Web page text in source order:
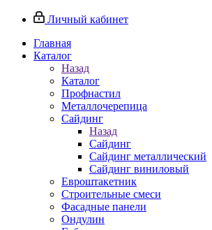
Личный кабинет
Главная
Каталог
Назад
Каталог
Профнастил
Металлочерепица
Сайдинг
Назад
Сайдинг
Сайдинг металлический
Сайдинг виниловый
Евроштакетник
Строительные смеси
Фасадные панели
Ондулин